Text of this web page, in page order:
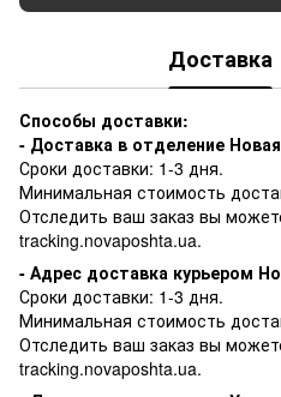
Доставка
Способы доставки:
- Доставка в отделение
Сроки доставки: 1-3 дня.
Минимальная стоимость
Отследить ваш заказ вы
tracking.novaposhta.ua.
- Адрес доставка курьером
Сроки доставки: 1-3 дня.
Минимальная стоимость
Отследить ваш заказ вы
tracking.novaposhta.ua.